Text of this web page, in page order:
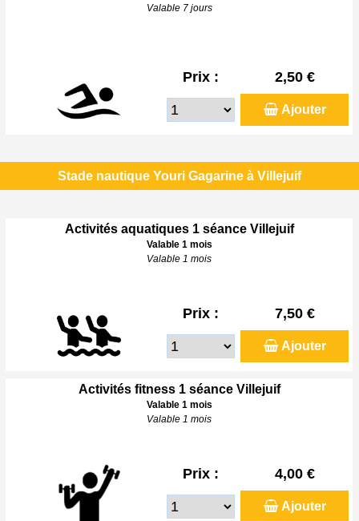
Valable 7 jours
Prix : 2,50 €
Ajouter
Stade nautique Youri Gagarine à Villejuif
Activités aquatiques 1 séance Villejuif
Valable 1 mois
Valable 1 mois
Prix : 7,50 €
Ajouter
Activités fitness 1 séance Villejuif
Valable 1 mois
Valable 1 mois
Prix : 4,00 €
Ajouter